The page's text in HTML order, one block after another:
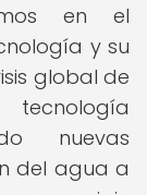
en el
y su
global de
nuevas
del agua a